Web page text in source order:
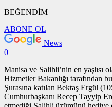
BEĞENDİM
ABONE OL
News
0
Manisa ve Salihli’nin en yaşlısı
Hizmetler Bakanlığı tarafından
Şurasına katılan Bektaş Ergül
Cumhurbaşkanı Recep Tayyip